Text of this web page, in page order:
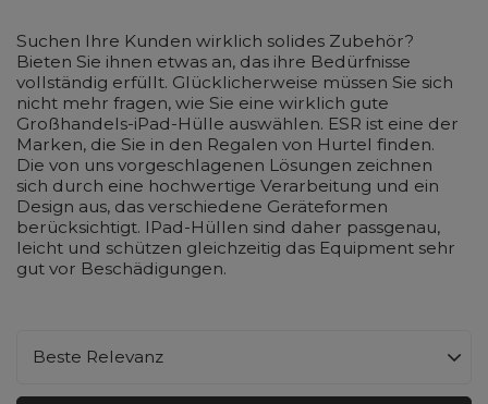
Suchen Ihre Kunden wirklich solides Zubehör?
Bieten Sie ihnen etwas an, das ihre Bedürfnisse
vollständig erfüllt. Glücklicherweise müssen Sie sich
nicht mehr fragen, wie Sie eine wirklich gute
Großhandels-iPad-Hülle auswählen. ESR ist eine der
Marken, die Sie in den Regalen von Hurtel finden.
Die von uns vorgeschlagenen Lösungen zeichnen
sich durch eine hochwertige Verarbeitung und ein
Design aus, das verschiedene Geräteformen
berücksichtigt. IPad-Hüllen sind daher passgenau,
leicht und schützen gleichzeitig das Equipment sehr
gut vor Beschädigungen.
Sortierung ändern
Beste Relevanz